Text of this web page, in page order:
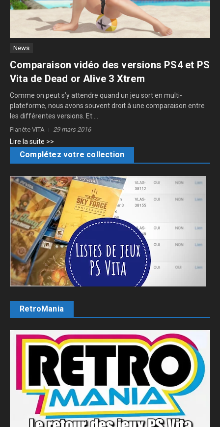
News
Comparaison vidéo des versions PS4 et PS
Vita de Dead or Alive 3 Xtrem
Comme on peut s’y attendre quand un jeu sort en multi-
plateforme, nous avons souvent droit à une comparaison entre
les différentes versions. Et ...
Planète VITA 29 mars 2016
Lire la suite >>
Complétez votre collection
RetroMania